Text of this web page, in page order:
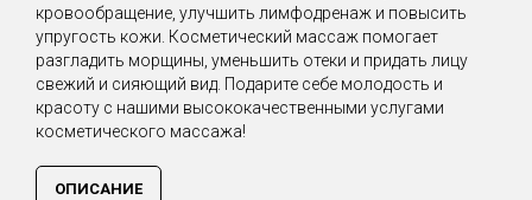
кровообращение, улучшить лимфодренаж и повысить
упругость кожи. Косметический массаж помогает
разгладить морщины, уменьшить отеки и придать лицу
свежий и сияющий вид. Подарите себе молодость и
красоту с нашими высококачественными услугами
косметического массажа!
ОПИСАНИЕ